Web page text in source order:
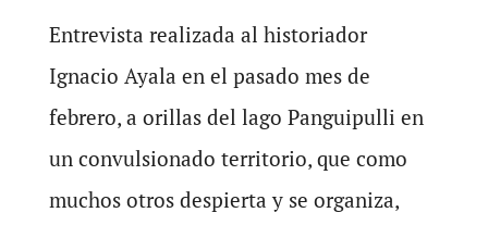
Entrevista realizada al historiador
Ignacio Ayala en el pasado mes de
febrero, a orillas del lago Panguipulli en
un convulsionado territorio, que como
muchos otros despierta y se organiza,